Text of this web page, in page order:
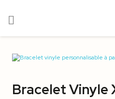

Bracelet Vinyle